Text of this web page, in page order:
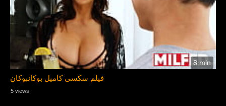
8 min
فیلم سکسی کامیل بوکانبوکان
5 views